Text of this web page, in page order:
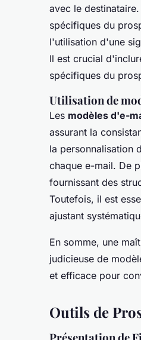
avec le
spécifiques du
l'utilisation d'une
Il est crucial
spécifiques du
Utilisation de
Les modèles d'e-
assurant la
la personnalisation
chaque e-mail. De
fournissant des
Toutefois, il est
ajustant
En somme, une
judicieuse de
et efficace pour
Outils de